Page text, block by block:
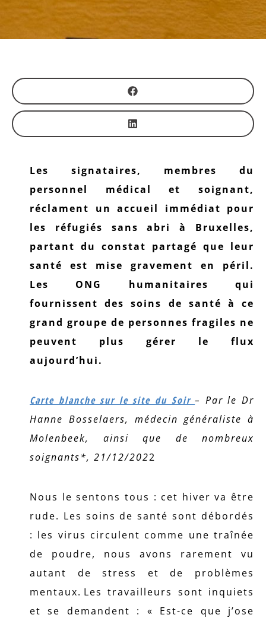
Les signataires, membres du
personnel médical et soignant,
réclament un accueil immédiat pour
les réfugiés sans abri à Bruxelles,
partant du constat partagé que leur
santé est mise gravement en péril.
Les ONG humanitaires qui
fournissent des soins de santé à ce
grand groupe de personnes fragiles ne
peuvent plus gérer le flux
aujourd’hui.
Carte blanche sur le site du Soir– Par le Dr
Hanne Bosselaers, médecin généraliste à
Molenbeek, ainsi que de nombreux
soignants*, 21/12/2022
Nous le sentons tous : cet hiver va être
rude. Les soins de santé sont débordés
: les virus circulent comme une traînée
de poudre, nous avons rarement vu
autant de stress et de problèmes
mentaux. Les travailleurs sont inquiets
et se demandent : « Est-ce que j’ose